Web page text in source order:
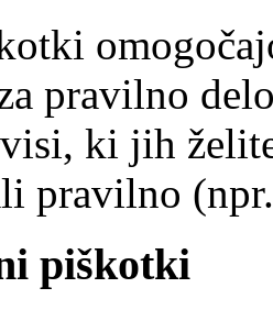
pravilno
ki jih
pravilno
piškotki